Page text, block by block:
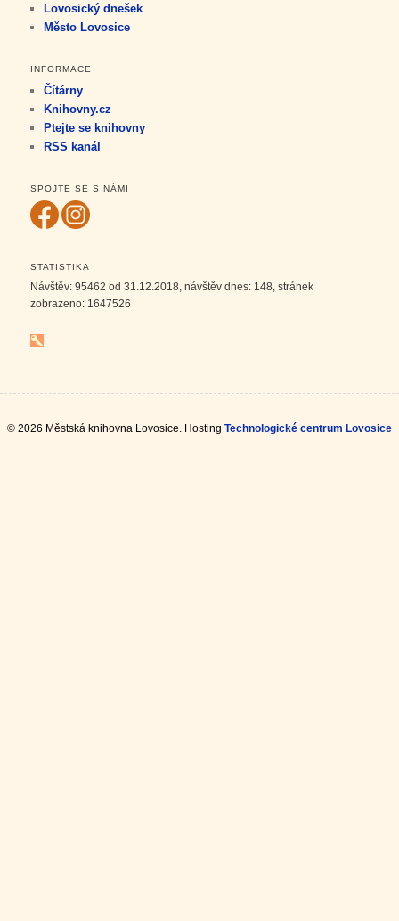
Lovosický dnešek
Město Lovosice
INFORMACE
Čítárny
Knihovny.cz
Ptejte se knihovny
RSS kanál
SPOJTE SE S NÁMI
STATISTIKA
Návštěv:95462 od 31.12.2018, návštěv dnes: 148 , stránek
zobrazeno: 1647526
© 2026 Městská knihovna Lovosice. Hosting Technologické centrum Lovosice